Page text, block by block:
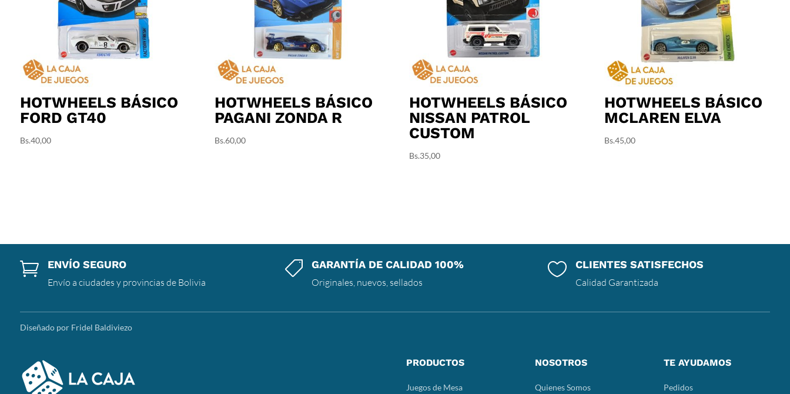
HOTWHEELS BÁSICO
FORD GT40
Bs.40,00
HOTWHEELS BÁSICO
PAGANI ZONDA R
Bs.60,00
HOTWHEELS BÁSICO
NISSAN PATROL
CUSTOM
Bs.35,00
HOTWHEELS BÁSICO
MCLAREN ELVA
Bs.45,00
 ENVÍO SEGURO
Envío a ciudades y provincias de Bolivia
 GARANTÍA DE CALIDAD 100%
Originales, nuevos, sellados
 CLIENTES SATISFECHOS
Calidad Garantizada
Diseñado por Fridel Baldiviezo
PRODUCTOS
Juegos de Mesa
NOSOTROS
Quienes Somos
TE AYUDAMOS
Pedidos